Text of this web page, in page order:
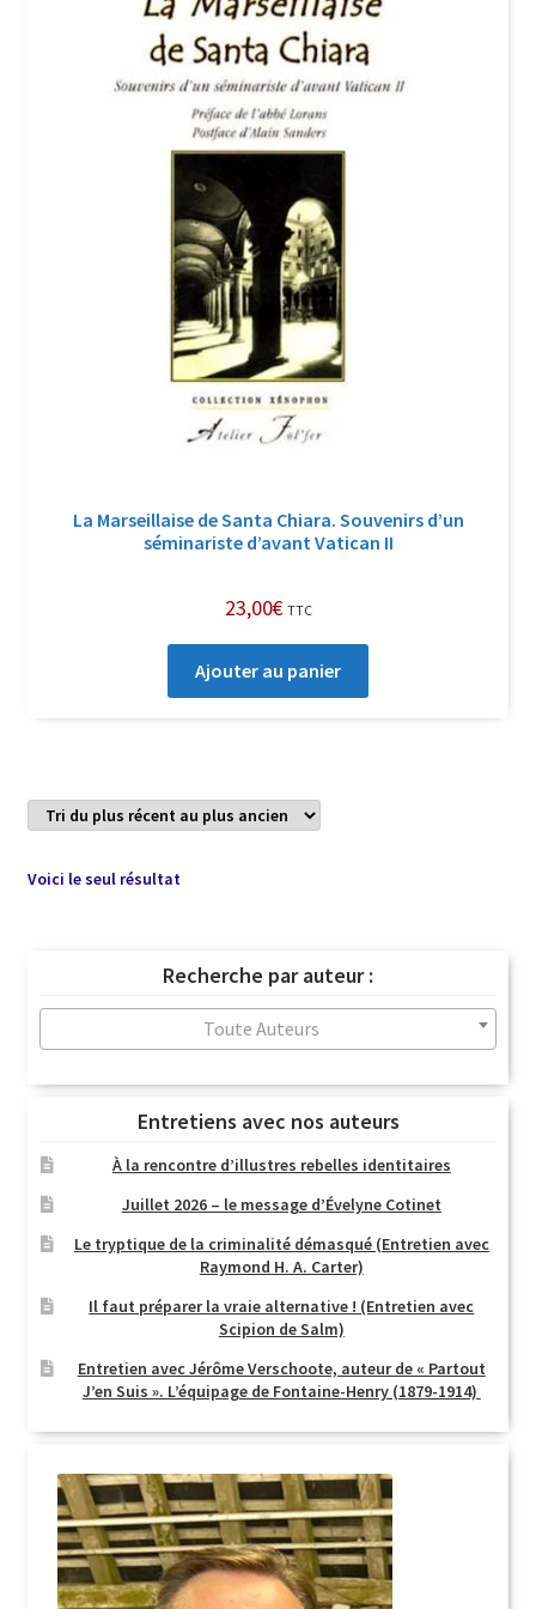
Login Customizer
Newsletter
Politique de confidentialité et cookies
Qui sommes-nous ?
Soutien à Philippe Randa
Suivi de la Commande
La Marseillaise de Santa Chiara. Souvenirs d’un
séminariste d’avant Vatican II
23,00€ TTC
Ajouter au panier
Voici le seul résultat
Recherche par auteur :
Toute Auteurs
Entretiens avec nos auteurs
À la rencontre d’illustres rebelles identitaires
Juillet 2026 – le message d’Évelyne Cotinet
Le tryptique de la criminalité démasqué (Entretien avec
Raymond H. A. Carter)
Il faut préparer la vraie alternative ! (Entretien avec
Scipion de Salm)
Entretien avec Jérôme Verschoote, auteur de « Partout
J’en Suis ». L’équipage de Fontaine-Henry (1879-1914)